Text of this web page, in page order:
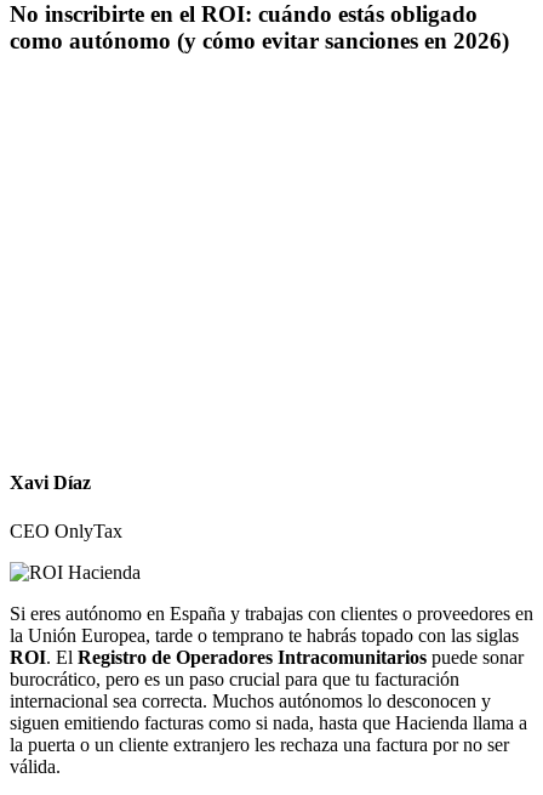
No inscribirte en el ROI: cuándo estás obligado
como autónomo (y cómo evitar sanciones en 2026)
Xavi Díaz
CEO OnlyTax
Si eres autónomo en España y trabajas con clientes o proveedores en
la Unión Europea, tarde o temprano te habrás topado con las siglas
ROI. El Registro de Operadores Intracomunitarios puede sonar
burocrático, pero es un paso crucial para que tu facturación
internacional sea correcta. Muchos autónomos lo desconocen y
siguen emitiendo facturas como si nada, hasta que Hacienda llama a
la puerta o un cliente extranjero les rechaza una factura por no ser
válida.